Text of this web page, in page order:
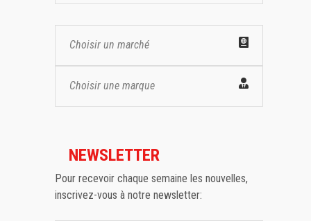
Choisir un marché
Choisir une marque
NEWSLETTER
Pour recevoir chaque semaine les nouvelles,
inscrivez-vous à notre newsletter: